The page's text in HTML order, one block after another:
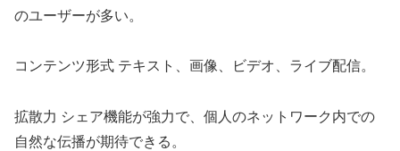
のユーザーが多い。
コンテンツ形式 テキスト、画像、ビデオ、ライブ配信。
拡散力 シェア機能が強力で、個人のネットワーク内での
自然な伝播が期待できる。